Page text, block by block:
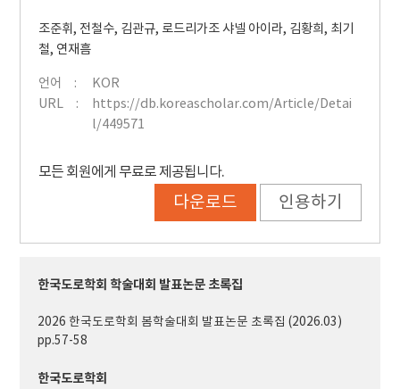
조준휘, 전철수, 김관규, 로드리가조 샤넬 아이라, 김황희, 최기
철, 연재흠
언어
KOR
URL
https://db.koreascholar.com/Article/Detai
l/449571
모든 회원에게 무료로 제공됩니다.
다운로드 인용하기
한국도로학회 학술대회 발표논문 초록집
2026 한국도로학회 봄학술대회 발표논문 초록집 (2026.03)
pp.57-58
한국도로학회